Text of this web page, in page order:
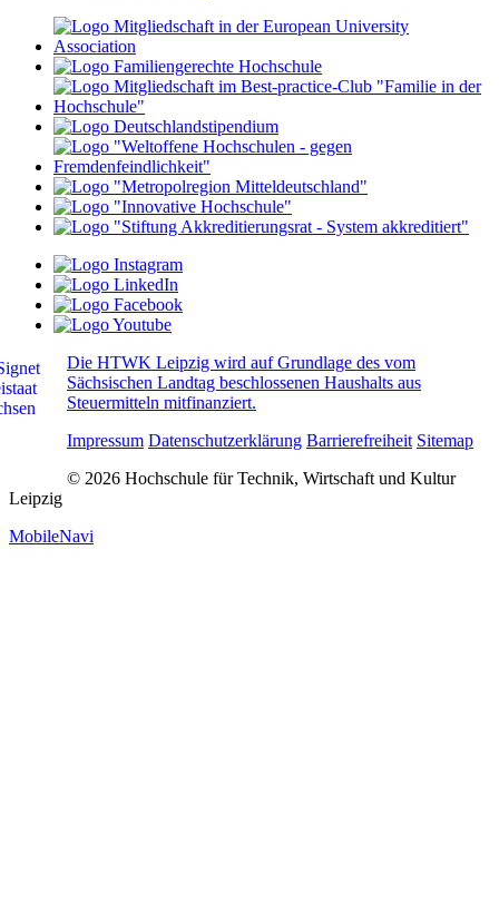
Die HTWK Leipzig wird auf Grundlage des vom
Sächsischen Landtag beschlossenen Haushalts aus
Steuermitteln mitfinanziert.
Impressum Datenschutzerklärung Barrierefreiheit Sitemap
© 2026 Hochschule für Technik, Wirtschaft und Kultur
Leipzig
MobileNavi